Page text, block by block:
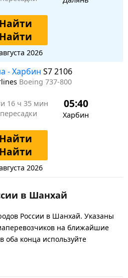
Найти
Найти
2026
- Харбин S7 2106
Boeing 737-800
16 ч 35 мин
05:40
Харбин
Найти
Найти
2026
в Шанхай
России в Шанхай. Указаны
на ближайшие
оба конца используйте